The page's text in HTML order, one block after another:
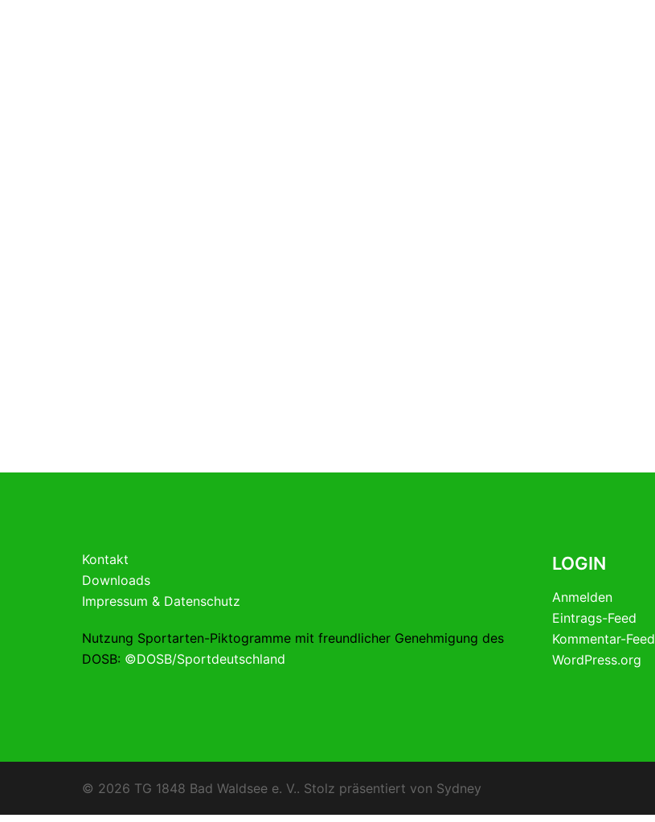
Kontakt
Downloads
Impressum & Datenschutz
Nutzung Sportarten-Piktogramme mit freundlicher Genehmigung des
DOSB: ©DOSB/Sportdeutschland
LOGIN
Anmelden
Eintrags-Feed
Kommentar-Feed
WordPress.org
© 2026 TG 1848 Bad Waldsee e. V.. Stolz präsentiert von Sydney